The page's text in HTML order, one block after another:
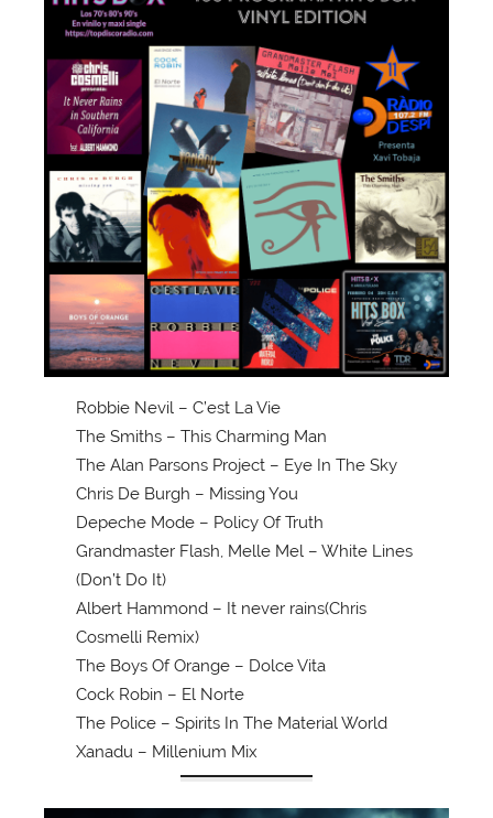
Robbie Nevil – C’est La Vie
The Smiths – This Charming Man
The Alan Parsons Project – Eye In The Sky
Chris De Burgh – Missing You
Depeche Mode – Policy Of Truth
Grandmaster Flash, Melle Mel – White Lines
(Don’t Do It)
Albert Hammond – It never rains(Chris
Cosmelli Remix)
The Boys Of Orange – Dolce Vita
Cock Robin – El Norte
The Police – Spirits In The Material World
Xanadu – Millenium Mix